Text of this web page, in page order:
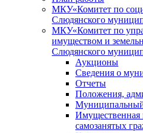
МКУ«Комитет по
Слюдянского
МКУ«Комитет по
имуществом и
Слюдянского
Аукционы
Сведения о
Отчеты
Положения,
самозанятых